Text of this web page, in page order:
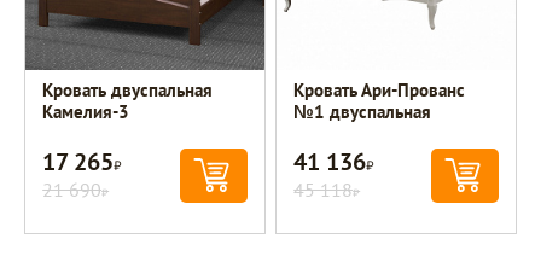
Кровать двуспальная
Камелия-3
17 265Р
21 690Р
Кровать Ари-Прованс
№1 двуспальная
41 136Р
45 118Р